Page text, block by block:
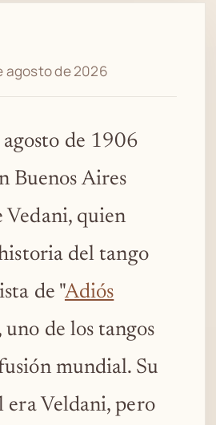
agosto de 2026
de 1906
Buenos Aires
Vedani, quien
del tango
de "Adiós
uno de los tangos
mundial. Su
era Veldani, pero